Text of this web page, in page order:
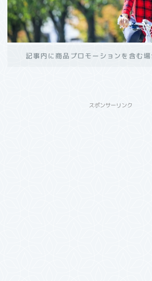
記事内に商品プロモーションを含む
スポンサーリンク